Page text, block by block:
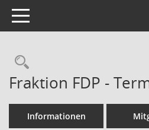
Toggle navigation
Rechercheauswahl
Fraktion FDP -
Informationen